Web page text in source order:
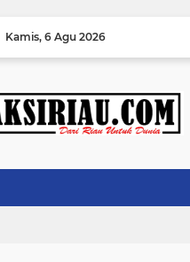
Kamis 6 Agu 2026